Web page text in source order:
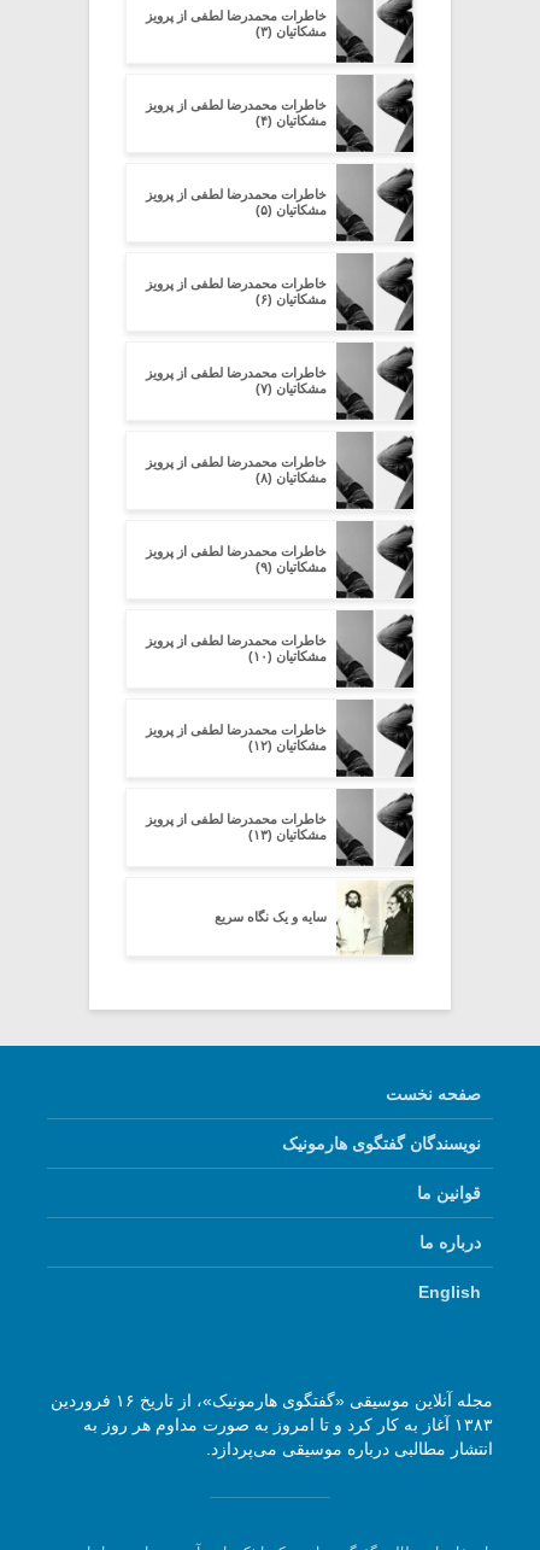
خاطرات محمدرضا لطفی از پرویز
مشکاتیان (۳)
خاطرات محمدرضا لطفی از پرویز
مشکاتیان (۴)
خاطرات محمدرضا لطفی از پرویز
مشکاتیان (۵)
خاطرات محمدرضا لطفی از پرویز
مشکاتیان (۶)
خاطرات محمدرضا لطفی از پرویز
مشکاتیان (۷)
خاطرات محمدرضا لطفی از پرویز
مشکاتیان (۸)
خاطرات محمدرضا لطفی از پرویز
مشکاتیان (۹)
خاطرات محمدرضا لطفی از پرویز
مشکاتیان (۱۰)
خاطرات محمدرضا لطفی از پرویز
مشکاتیان (۱۲)
خاطرات محمدرضا لطفی از پرویز
مشکاتیان (۱۳)
سایه و یک نگاه سریع
صفحه نخست
نویسندگان گفتگوی هارمونیک
قوانین ما
درباره ما
English
مجله آنلاین موسیقی «گفتگوی هارمونیک»، از تاریخ ۱۶ فروردین
۱۳۸۳ آغاز به کار کرد و تا امروز به صورت مداوم هر روز به
انتشار مطالبی درباره موسیقی می‌پردازد.